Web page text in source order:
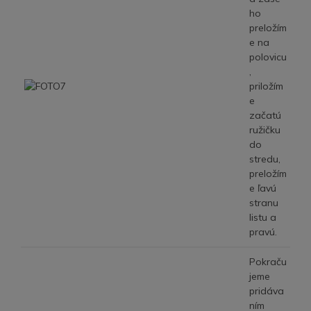
ho
preložím
e na
polovicu
,
priložím
e
začatú
ružičku
do
stredu,
preložím
e ľavú
stranu
listu a
pravú.
Pokraču
jeme
pridáva
ním